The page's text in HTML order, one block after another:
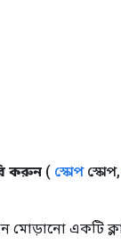
করুন ( স্কোপস্কোপ,
একটি